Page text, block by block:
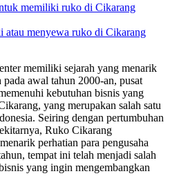
memiliki ruko di Cikarang
atau menyewa ruko di Cikarang
memiliki sejarah yang menarik
awal tahun 2000-an, pusat
kebutuhan bisnis yang
yang merupakan salah satu
Seiring dengan pertumbuhan
Ruko Cikarang
perhatian para pengusaha
tempat ini telah menjadi salah
yang ingin mengembangkan